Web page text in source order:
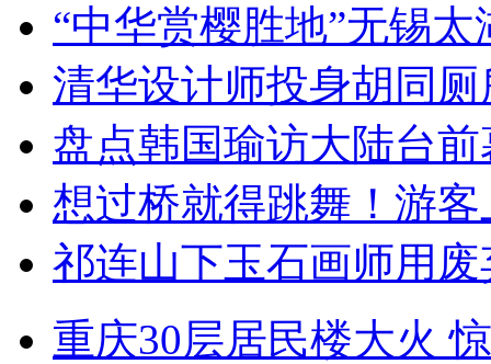
“中华赏樱胜地”无锡
清华设计师投身胡同
盘点韩国瑜访大陆台
想过桥就得跳舞！游客
祁连山下玉石画师用
重庆30层居民楼大火